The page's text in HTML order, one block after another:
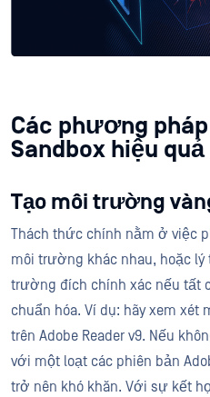
Các phương
Sandbox hiệu quả
Tạo môi trường
Thách thức chính nằm ở việc
môi trường khác nhau, hoặc
trường đích chính xác nếu tất
chuẩn hóa. Ví dụ: hãy xem xét
trên Adobe Reader v9. Nếu
với một loạt các phiên bản
trở nên khó khăn. Với sự kết